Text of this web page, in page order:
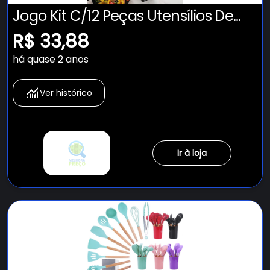
Jogo Kit C/12 Peças Utensílios De
Cozinha Colheres Espatula Silicone
Cabo Madeira Decoração Livre BPA
R$ 33,88
há quase 2 anos
Ver histórico
Ir à loja